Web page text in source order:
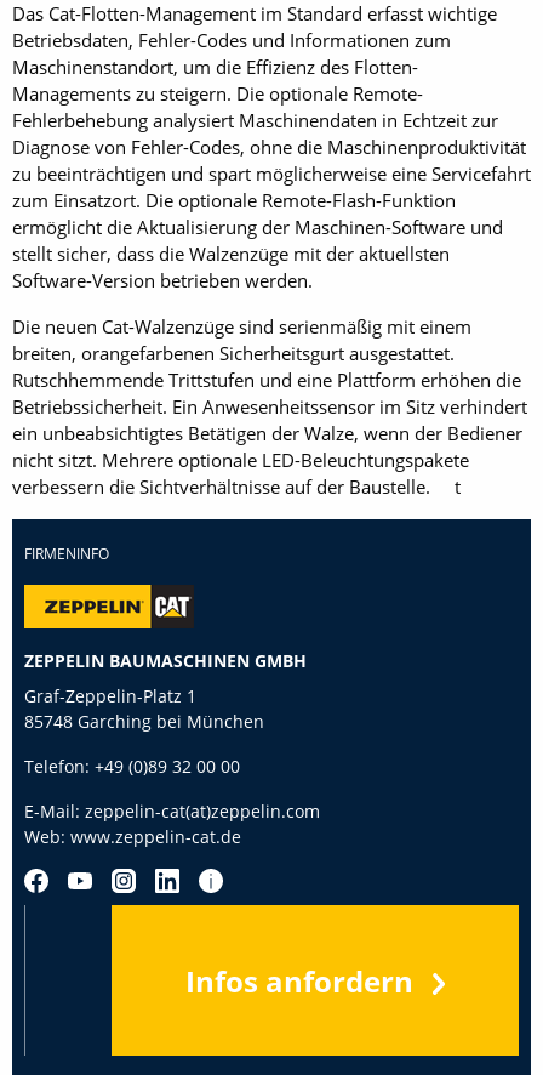
Das Cat-Flotten-Management im Standard erfasst wichtige
Betriebsdaten, Fehler-Codes und Informationen zum
Maschinenstandort, um die Effizienz des Flotten-
Managements zu steigern. Die optionale Remote-
Fehlerbehebung analysiert Maschinendaten in Echtzeit zur
Diagnose von Fehler-Codes, ohne die Maschinenproduktivität
zu beeinträchtigen und spart möglicherweise eine Servicefahrt
zum Einsatzort. Die optionale Remote-Flash-Funktion
ermöglicht die Aktualisierung der Maschinen-Software und
stellt sicher, dass die Walzenzüge mit der aktuellsten
Software-Version betrieben werden.
Die neuen Cat-Walzenzüge sind serienmäßig mit einem
breiten, orangefarbenen Sicherheitsgurt ausgestattet.
Rutschhemmende Trittstufen und eine Plattform erhöhen die
Betriebssicherheit. Ein Anwesenheitssensor im Sitz verhindert
ein unbeabsichtigtes Betätigen der Walze, wenn der Bediener
nicht sitzt. Mehrere optionale LED-Beleuchtungspakete
verbessern die Sichtverhältnisse auf der Baustelle. t
FIRMENINFO
ZEPPELIN BAUMASCHINEN GMBH
Graf-Zeppelin-Platz 1
85748 Garching bei München
Telefon: +49 (0)89 32 00 00
E-Mail: zeppelin-cat(at)zeppelin.com
Web: www.zeppelin-cat.de
Infos anfordern